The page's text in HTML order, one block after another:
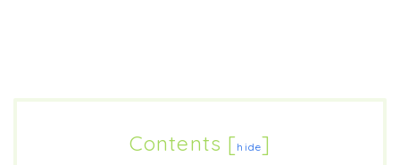
Contents [hide]